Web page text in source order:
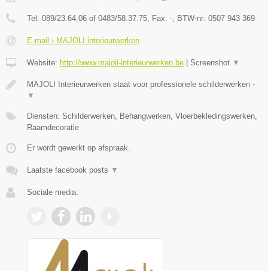
Tel: 089/23.64.06 of 0483/58.37.75, Fax: -, BTW-nr: 0507 943 369
E-mail › MAJOLI interieurwerken
Website: http://www.majoli-interieurwerken.be Screenshot ▼
MAJOLI Interieurwerken staat voor professionele schilderwerken -
▼
Diensten: Schilderwerken, Behangwerken, Vloerbekledingswerken,
Raamdecoratie
Er wordt gewerkt op afspraak.
Laatste facebook posts ▼
Sociale media: